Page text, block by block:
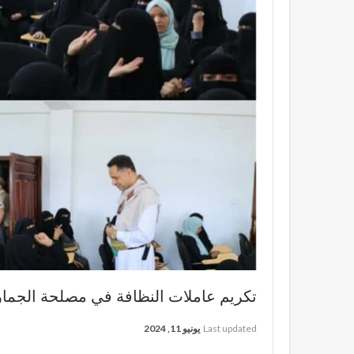
تكريم عاملات النظافة في مصلحة
Last updated يونيو 11, 2024